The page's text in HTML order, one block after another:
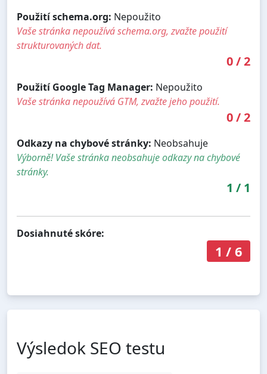
Použití schema.org: Nepoužito
Vaše stránka nepoužívá schema.org, zvažte použití
strukturovaných dat.
0/2
Použití Google Tag Manager: Nepoužito
Vaše stránka nepoužívá GTM, zvažte jeho použití.
0/2
Odkazy na chybové stránky: Neobsahuje
Výborně! Vaše stránka neobsahuje odkazy na chybové
stránky.
1 / 1
Dosiahnuté skóre:
1 / 6
Výsledok SEO testu